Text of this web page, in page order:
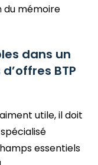
du mémoire
dans un
BTP
utile, il doit
essentiels